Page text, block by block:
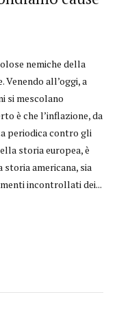
nemiche della
Venendo all’oggi, a
si mescolano
è che l’inflazione, da
periodica contro gli
storia europea, è
americana, sia
incontrollati dei...